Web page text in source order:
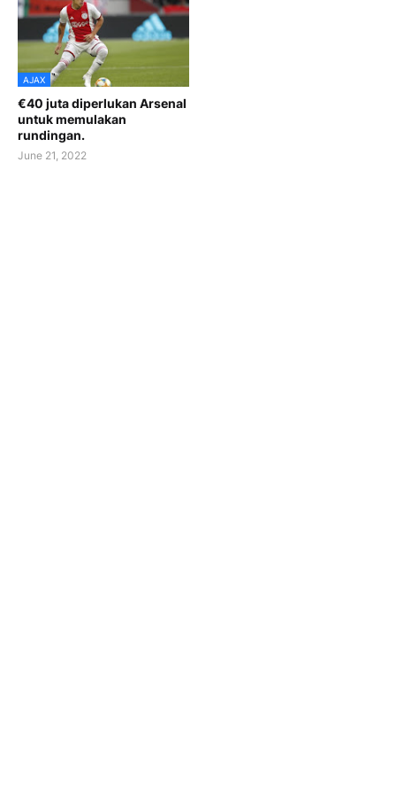
AJAX
€40 juta diperlukan Arsenal
untuk memulakan
rundingan.
June 21, 2022